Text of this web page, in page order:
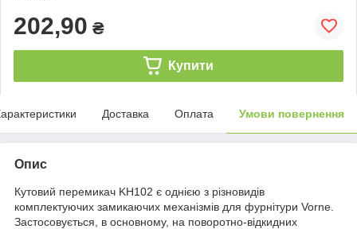
202,90 ₴
Купити
Доставка Оплата Умови повернення
Опис
Кутовий перемикач KH102 є однією з різновидів
комплектуючих замикаючих механізмів для фурнітури Vorne.
Застосовується, в основному, на поворотно-відкидних